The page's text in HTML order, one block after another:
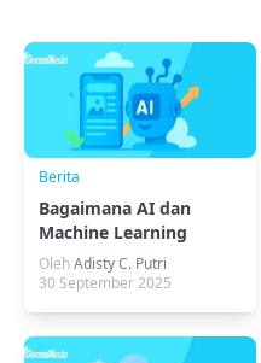
Berita
Bagaimana AI dan
Machine Learning
Mengubah Masa Depan
Desain UX
OlehAdisty C. Putri
30 September 2025